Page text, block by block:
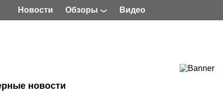
Новости Обзоры Видео
новости